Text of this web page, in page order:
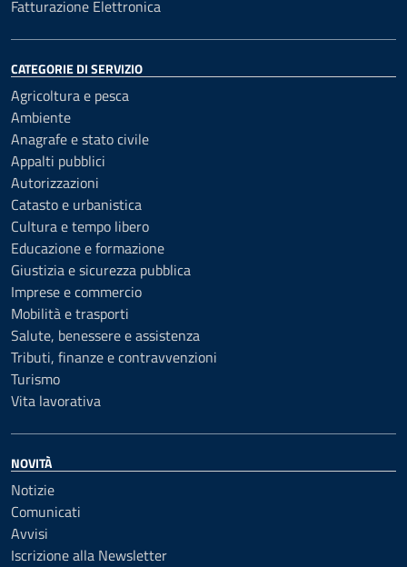
Fatturazione Elettronica
CATEGORIE DI SERVIZIO
Agricoltura e pesca
Ambiente
Anagrafe e stato civile
Appalti pubblici
Autorizzazioni
Catasto e urbanistica
Cultura e tempo libero
Educazione e formazione
Giustizia e sicurezza pubblica
Imprese e commercio
Mobilità e trasporti
Salute, benessere e assistenza
Tributi, finanze e contravvenzioni
Turismo
Vita lavorativa
NOVITÀ
Notizie
Comunicati
Avvisi
Iscrizione alla Newsletter